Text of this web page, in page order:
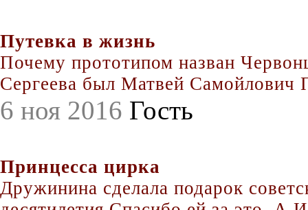
Путевка в жизнь
Почему прототипом назван
Сергеева был Матвей Самойлович
6 ноя 2016 Гость
Принцесса цирка
Дружинина сделала подарок